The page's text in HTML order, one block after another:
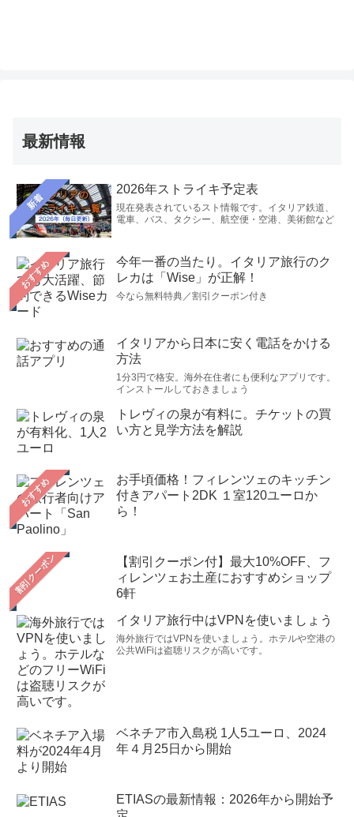
最新情報
新着
2026年ストライキ予定表
現在発表されているスト情報です。イタリア鉄道、
電車、バス、タクシー、航空便・空港、美術館など
おすすめ
今年一番の当たり。イタリア旅行のク
レカは「Wise」が正解！
今なら無料特典／割引クーポン付き
イタリアから日本に安く電話をかける
方法
1分3円で格安。海外在住者にも便利なアプリです。
インストールしておきましょう
トレヴィの泉が有料に。チケットの買
い方と見学方法を解説
おすすめ
お手頃価格！フィレンツェのキッチン
付きアパート2DK １室120ユーロか
ら！
【割引クーポン付】最大10%OFF、フ
ィレンツェお土産におすすめショップ
6軒
イタリア旅行中はVPNを使いましょう
海外旅行ではVPNを使いましょう。ホテルや空港の
公共WiFiは盗聴リスクが高いです。
ベネチア市入島税 1人5ユーロ、2024
年４月25日から開始
ETIASの最新情報：2026年から開始予